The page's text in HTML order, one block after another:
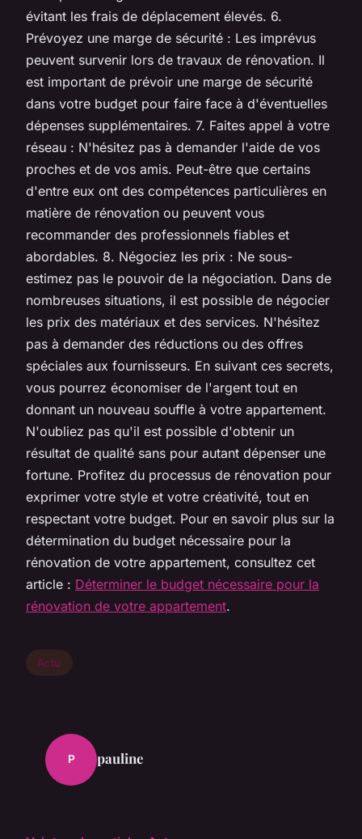
évitant les frais de déplacement élevés. 6.
Prévoyez une marge de sécurité : Les imprévus
peuvent survenir lors de travaux de rénovation. Il
est important de prévoir une marge de sécurité
dans votre budget pour faire face à d'éventuelles
dépenses supplémentaires. 7. Faites appel à votre
réseau : N'hésitez pas à demander l'aide de vos
proches et de vos amis. Peut-être que certains
d'entre eux ont des compétences particulières en
matière de rénovation ou peuvent vous
recommander des professionnels fiables et
abordables. 8. Négociez les prix : Ne sous-
estimez pas le pouvoir de la négociation. Dans de
nombreuses situations, il est possible de négocier
les prix des matériaux et des services. N'hésitez
pas à demander des réductions ou des offres
spéciales aux fournisseurs. En suivant ces secrets,
vous pourrez économiser de l'argent tout en
donnant un nouveau souffle à votre appartement.
N'oubliez pas qu'il est possible d'obtenir un
résultat de qualité sans pour autant dépenser une
fortune. Profitez du processus de rénovation pour
exprimer votre style et votre créativité, tout en
respectant votre budget. Pour en savoir plus sur la
détermination du budget nécessaire pour la
rénovation de votre appartement, consultez cet
article : Déterminer le budget nécessaire pour la
rénovation de votre appartement.
Actu
P pauline